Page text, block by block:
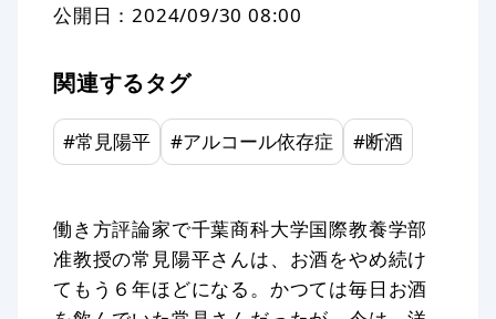
公開日：2024/09/30 08:00
関連するタグ
#常見陽平 #アルコール依存症 #断酒
働き方評論家で千葉商科大学国際教養学部
准教授の常見陽平さんは、お酒をやめ続け
てもう６年ほどになる。かつては毎日お酒